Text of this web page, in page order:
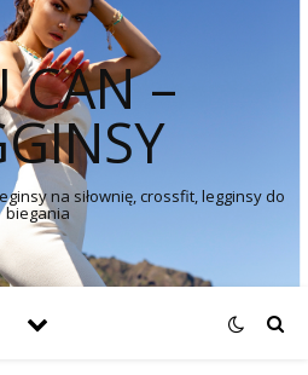
CAN –
na siłownię, crossfit, legginsy do
biegania